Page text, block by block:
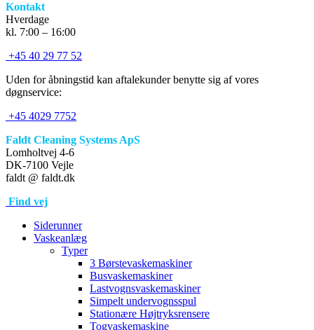
Kontakt
Hverdage
kl. 7:00 – 16:00
+45 40 29 77 52
Uden for åbningstid kan aftalekunder benytte sig af vores
døgnservice:
+45 4029 7752
Faldt Cleaning Systems ApS
Lomholtvej 4-6
DK-7100 Vejle
faldt @ faldt.dk
Find vej
Siderunner
Vaskeanlæg
Typer
3 Børstevaskemaskiner
Busvaskemaskiner
Lastvognsvaskemaskiner
Simpelt undervognsspul
Stationære Højtryksrensere
Togvaskemaskine